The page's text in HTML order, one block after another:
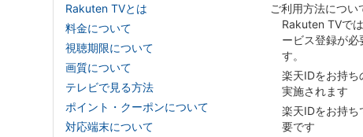
Rakuten TVとは
料金について
視聴期限について
画質について
テレビで見る方法
ポイント・クーポンについて
対応端末について
ご利用方法につい
Rakuten TVで
ービス登録が
す。
楽天IDをお持
実施されます
楽天IDをお持
要です